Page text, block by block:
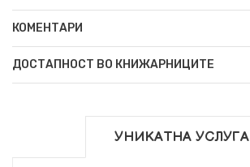
КОМЕНТАРИ
ДОСТАПНОСТ ВО КНИЖАРНИЦИТЕ
УНИКАТНА УСЛУГА